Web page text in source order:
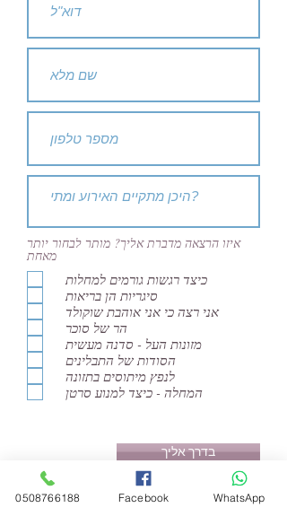
איזו הרצאה מדברת אליך? מותר לבחור יותר
מאחת
כיצד רגשות גורמים למחלות
סיגריות הן בריאות
אני רצה כי אני אוהבת שוקולד
הר של סוכר
מזונות העל - סדנה מעשית
הסודות של התבלינים
לנפץ מיתוסים בתזונה
המחלה - כיצד למנוע סרטן
בדרך אליך
0508766188 Facebook WhatsApp